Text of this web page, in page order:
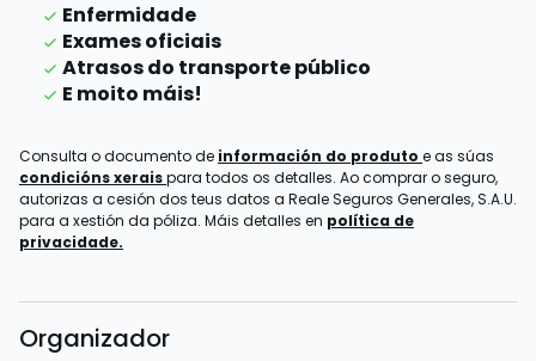
Enfermidade
Exames oficiais
Atrasos do transporte público
E moito máis!
Consulta o documento de información do produto e as súas
condicións xeraispara todos os detalles. Ao comprar o seguro,
autorizas a cesión dos teus datos a Reale Seguros Generales, S.A.U.
para a xestión da póliza. Máis detalles en política de
privacidade.
Organizador